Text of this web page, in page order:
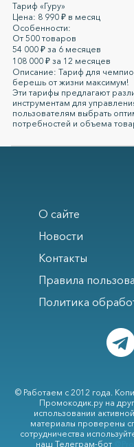
Тариф «Гуру»
Цена: 8 990 ₽ в месяц
Особенности:
От 500 товаров
54 000 ₽ за 6 месяцев
108 000 ₽ за 12 месяцев
Описание: Тариф для
берешь от жизни максимум!
Эти тарифы предлагают
инструментам для
пользователям выбрать
потребностей и объема
О сайте
Новости
Контакты
Правила
Политика
© Работаем с 2012 года.
Промокодик.ру на
использовании
материалы проверены
сотрудничества
наш Телеграм-бот